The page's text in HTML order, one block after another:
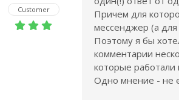
Customer
Причем для
мессенджер (а
Поэтому я бы
комментарии
которые работали
Одно мнение - не